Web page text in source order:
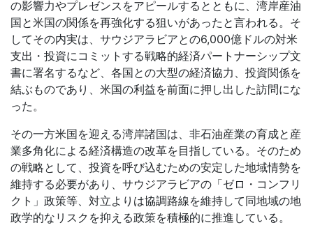
の影響力やプレゼンスをアピールするとともに、湾岸産油
国と米国の関係を再強化する狙いがあったと言われる。そ
してその内実は、サウジアラビアとの6,000億ドルの対米
支出・投資にコミットする戦略的経済パートナーシップ文
書に署名するなど、各国との大型の経済協力、投資関係を
結ぶものであり、米国の利益を前面に押し出した訪問にな
った。
その一方米国を迎える湾岸諸国は、非石油産業の育成と産
業多角化による経済構造の改革を目指している。そのため
の戦略として、投資を呼び込むための安定した地域情勢を
維持する必要があり、サウジアラビアの「ゼロ・コンフリ
クト」政策等、対立よりは協調路線を維持して同地域の地
政学的なリスクを抑える政策を積極的に推進している。